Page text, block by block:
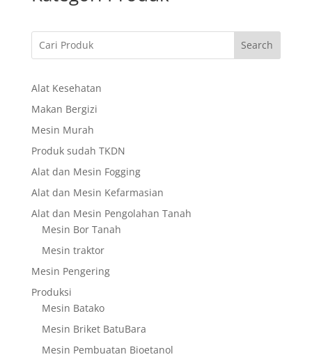
Search
Alat Kesehatan
Makan Bergizi
Mesin Murah
Produk sudah TKDN
Alat dan Mesin Fogging
Alat dan Mesin Kefarmasian
Alat dan Mesin Pengolahan Tanah
Mesin Bor Tanah
Mesin traktor
Mesin Pengering
Produksi
Mesin Batako
Mesin Briket BatuBara
Mesin Pembuatan Bioetanol